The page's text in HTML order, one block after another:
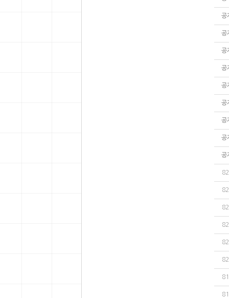
공
공
공
공
공
공
공
공
공